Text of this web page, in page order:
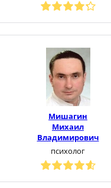
Мишагин
Михаил
Владимирович
психолог